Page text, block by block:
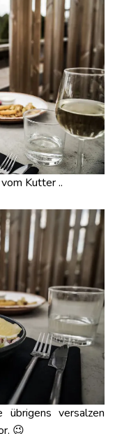
Kutter ..
versalzen
😉